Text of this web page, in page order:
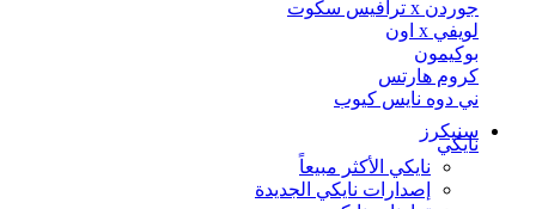
جوردن x ترافيس سكوت
لويفي x اون
بوكيمون
كروم هارتس
ني دوه نايس كيوب
سنيكرز
نايكي
نايكي الأكثر مبيعاً
إصدارات نايكي الجديدة